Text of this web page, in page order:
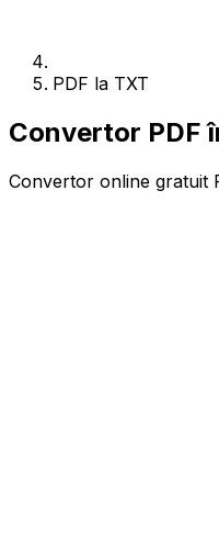
PDF la TXT
Convertor PDF
Convertor online gratuit